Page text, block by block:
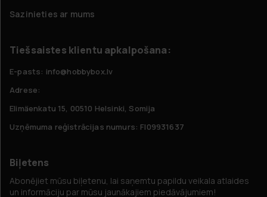
Sazinieties ar mums
Tiešsaistes klientu apkalpošana:
E-pasts: info@hobbybox.lv
Adrese:
Elimäenkatu 15, 00510 Helsinki, Somija
Uzņēmuma reģistrācijas numurs: FI09931637
Biļetens
Abonējiet mūsu biļetenu, lai saņemtu papildu veikala atlaides
un informāciju par mūsu jaunākajiem piedāvājumiem!